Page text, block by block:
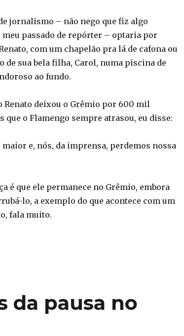
jornalismo – não nego que fiz algo
meu passado de repórter – optaria por
com um chapelão pra lá de cafona ou
de sua bela filha, Carol, numa piscina de
ao fundo.
Renato deixou o Grêmio por 600 mil
que o Flamengo sempre atrasou, eu disse:
maior e, nós, da imprensa, perdemos nossa
é que ele permanece no Grêmio, embora
lo, a exemplo do que acontece com um
fala muito.
da pausa no